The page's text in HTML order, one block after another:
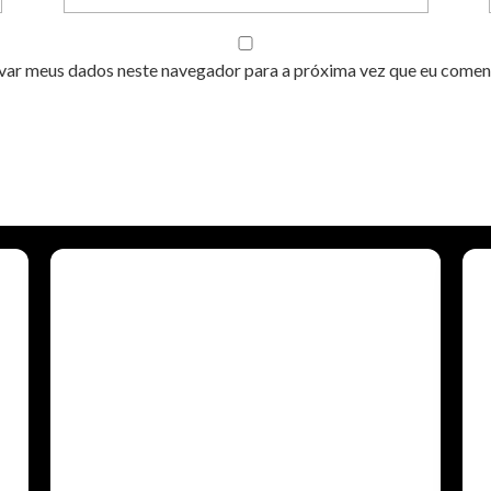
meus dados neste navegador para a próxima vez que eu